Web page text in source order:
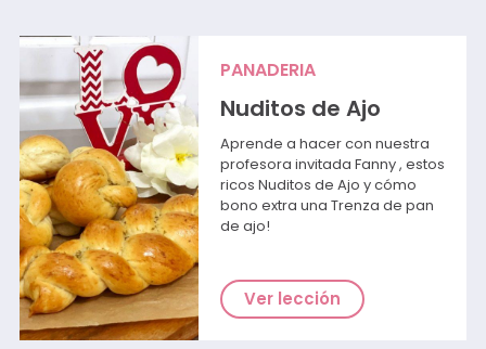
PANADERIA
Nuditos de Ajo
Aprende a hacer con nuestra
profesora invitada Fanny , estos
ricos Nuditos de Ajo y cómo
bono extra una Trenza de pan
de ajo!
Ver lección